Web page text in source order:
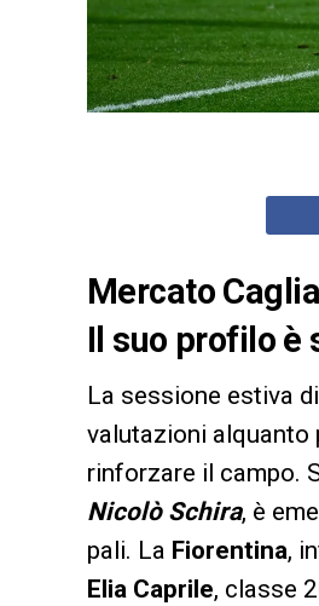
Mercato
Il suo profilo è
La sessione estiva
valutazioni alquanto
rinforzare il campo.
Nicolò Schira, è
pali. La Fiorentina,
Elia Caprile, classe